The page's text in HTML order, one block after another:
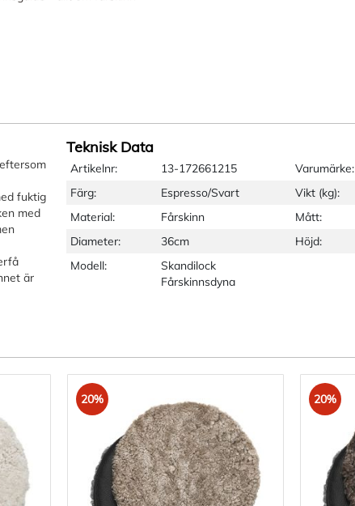
fuktig
med
är
Teknisk Data
Artikelnr: 13-172661215 Varumärke:
Färg:
Espresso/Svart Vikt (kg):
Material:
Fårskinn Mått:
Diameter:
36cm Höjd:
Modell:
Skandilock
Fårskinnsdyna
20% 20%